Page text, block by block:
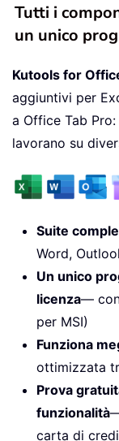
Tutti i
un unico
Kutools for
aggiuntivi per
a Office Tab
lavorano su
Suite
Word,
Un unico
licenza—
per MSI)
Funziona
ottimizzata
Prova
funzionalità
carta di